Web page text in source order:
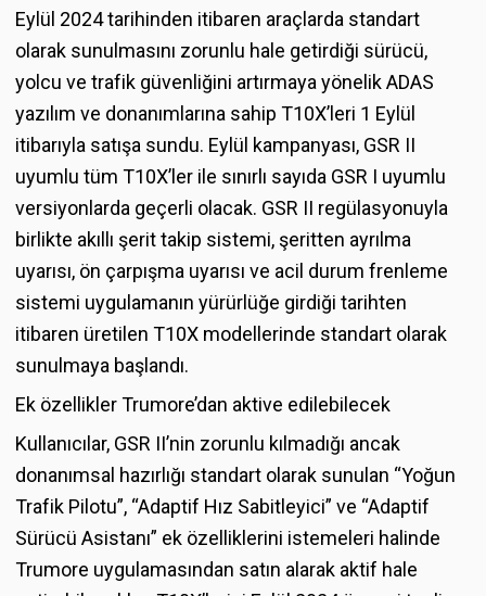
Eylül 2024 tarihinden itibaren araçlarda standart
olarak sunulmasını zorunlu hale getirdiği sürücü,
yolcu ve trafik güvenliğini artırmaya yönelik ADAS
yazılım ve donanımlarına sahip T10X’leri 1 Eylül
itibarıyla satışa sundu. Eylül kampanyası, GSR II
uyumlu tüm T10X’ler ile sınırlı sayıda GSR I uyumlu
versiyonlarda geçerli olacak. GSR II regülasyonuyla
birlikte akıllı şerit takip sistemi, şeritten ayrılma
uyarısı, ön çarpışma uyarısı ve acil durum frenleme
sistemi uygulamanın yürürlüğe girdiği tarihten
itibaren üretilen T10X modellerinde standart olarak
sunulmaya başlandı.
Ek özellikler Trumore’dan aktive edilebilecek
Kullanıcılar, GSR II’nin zorunlu kılmadığı ancak
donanımsal hazırlığı standart olarak sunulan “Yoğun
Trafik Pilotu”, “Adaptif Hız Sabitleyici” ve “Adaptif
Sürücü Asistanı” ek özelliklerini istemeleri halinde
Trumore uygulamasından satın alarak aktif hale